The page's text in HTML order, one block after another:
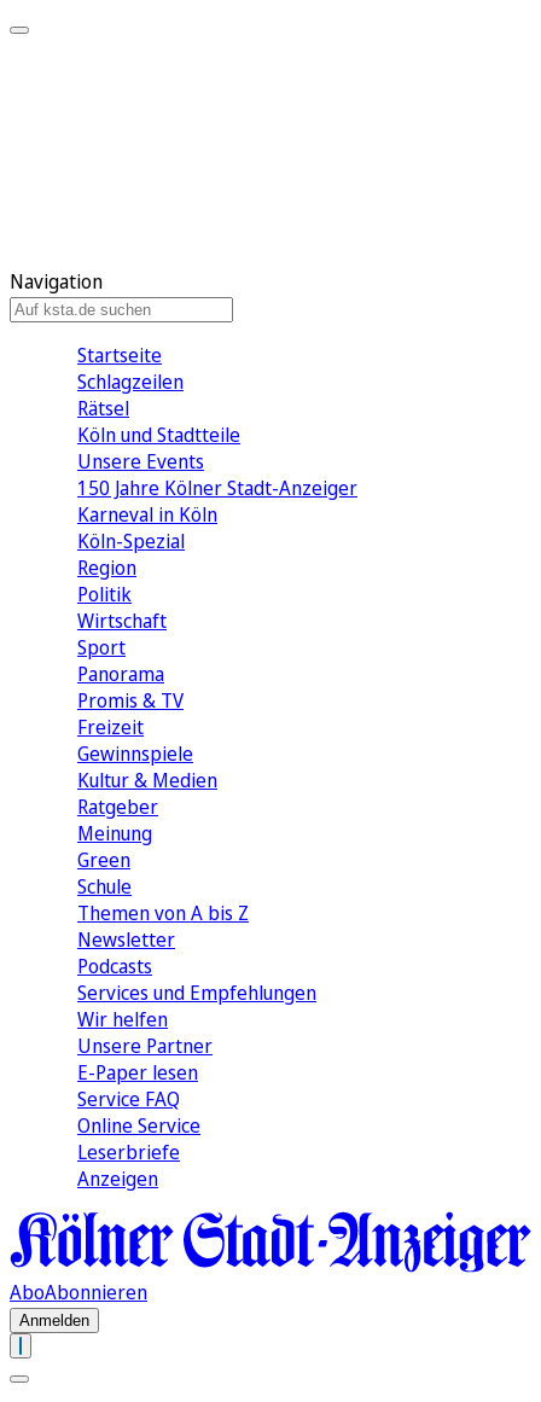
Navigation
Startseite
Schlagzeilen
Rätsel
Köln und Stadtteile
Unsere Events
150 Jahre Kölner Stadt-Anzeiger
Karneval in Köln
Köln-Spezial
Region
Politik
Wirtschaft
Sport
Panorama
Promis & TV
Freizeit
Gewinnspiele
Kultur & Medien
Ratgeber
Meinung
Green
Schule
Themen von A bis Z
Newsletter
Podcasts
Services und Empfehlungen
Wir helfen
Unsere Partner
E-Paper lesen
Service FAQ
Online Service
Leserbriefe
Anzeigen
AboAbonnieren
Anmelden